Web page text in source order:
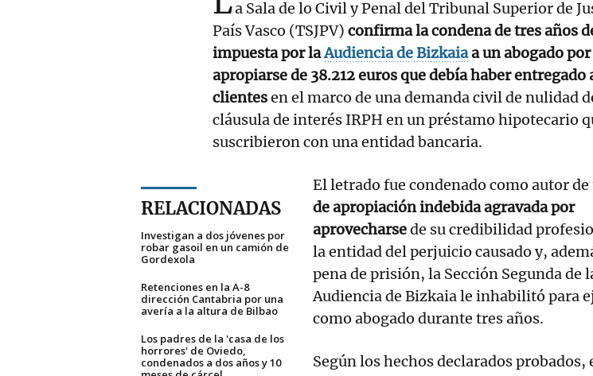
a Sala de lo Civil y Penal del Tribunal Superior de
País Vasco (TSJPV) confirma la condena de tres años
impuesta por laAudiencia de Bizkaiaa un abogado por
apropiarse de 38.212 euros que debía haber entregado
clientesen el marco de una demanda civil de nulidad
cláusula de interés IRPH en un préstamo hipotecario
suscribieron con una entidad bancaria.
RELACIONADAS
Investigan a dos jóvenes por
robar gasoil en un camión de
Gordexola
Retenciones en la A-8
dirección Cantabria por una
avería a la altura de Bilbao
Los padres de la 'casa de los
horrores' de Oviedo,
condenados a dos años y 10
El letrado fue condenado como autor
de apropiación indebida agravada por
aprovecharsede su credibilidad
la entidad del perjuicio causado y,
pena de prisión, la Sección Segunda de
Audiencia de Bizkaia le inhabilitó para
como abogado durante tres años.
Según los hechos declarados probados,